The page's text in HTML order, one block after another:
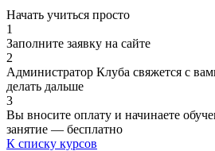
Начать учиться просто
1
Заполните заявку на сайте
2
Администратор Клуба свяжется с
делать дальше
3
Вы вносите оплату и начинаете
занятие — бесплатно
К списку курсов